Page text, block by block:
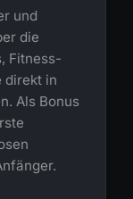
und
die
Fitness-
direkt in
Als Bonus